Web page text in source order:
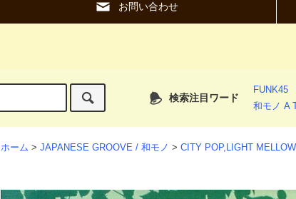
お問い合わせ
検索注目ワード
FUNK45
和モノ A
ホーム > JAPANESE GROOVE / 和モノ > CITY POP,LIGHT